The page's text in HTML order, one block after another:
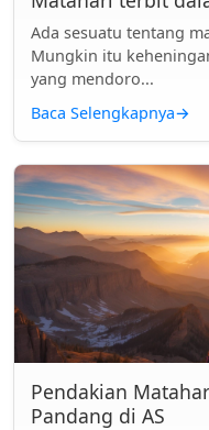
Ada sesuatu tentang
Mungkin itu
yang mendoro...
Baca Selengkapnya→
Pendakian
Pandang di AS